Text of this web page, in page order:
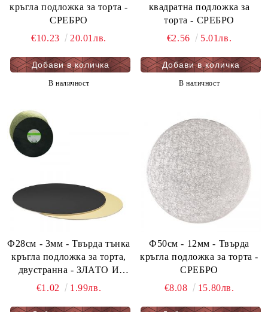
кръгла подложка за торта -
СРЕБРО
€10.23
20.01лв.
В наличност
квадратна подложка за
торта - СРЕБРО
€2.56
5.01лв.
В наличност
Ф28см - 3мм - Твърда тънка
кръгла подложка за торта,
двустранна - ЗЛАТО И
ЧЕРНО - мукава - 1 бр.
€1.02 1.99лв.
Ф50см - 12мм - Твърда
кръгла подложка за торта -
СРЕБРО
€8.08
15.80лв.